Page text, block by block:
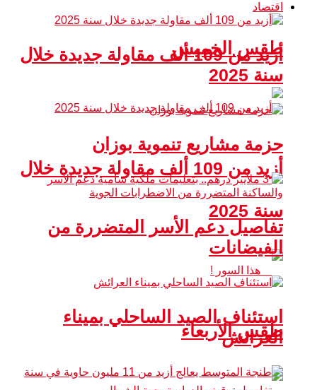
طقس الخميس
أزيد من 109 ألف مقاولة جديدة خلال
سنة 2025
طقس الأربعاء
اقتصاد
أزيد من 109 ألف مقاولة جديدة خلال
سنة 2025
حزمة مشاريع تنموية بوزان
تفاصيل دعم الأسر المتضررة من
الفيضانات
استئناف الصيد الساحلي بميناء
العرائش